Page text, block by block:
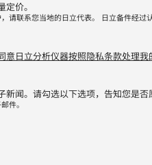
定价。
请联系您当地的日立代表。 日立备件经过
意日立分析仪器按照隐私条款处理我
新闻。请勾选以下选项，告知您是否
件。